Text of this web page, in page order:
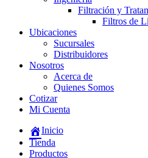
Filtración y
Filtros de
Ubicaciones
Sucursales
Distribuidores
Nosotros
Acerca de
Quienes Somos
Cotizar
Mi Cuenta
Inicio
Tienda
Productos